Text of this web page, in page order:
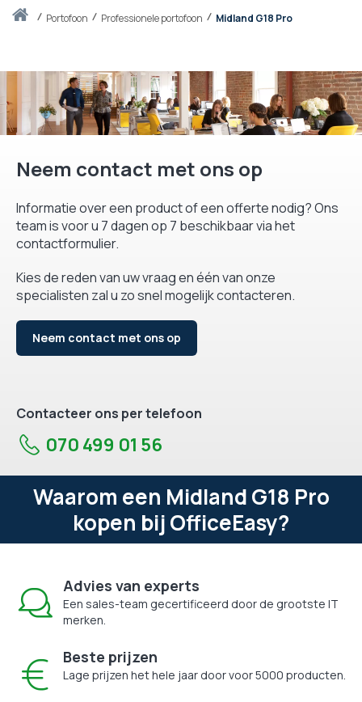
Thuisportofoon Professionele portofoon Midland G18 Pro
Neem contact met ons op
Informatie over een product of een offerte nodig? Ons
team is voor u 7 dagen op 7 beschikbaar via het
contactformulier.
Kies de reden van uw vraag en één van onze
specialisten zal u zo snel mogelijk contacteren.
Neem contact met ons op
Contacteer ons per telefoon
070 499 01 56
Waarom een Midland G18 Pro
kopen bij OfficeEasy?
Advies van experts
Een sales-team gecertificeerd door de grootste IT
merken.
Beste prijzen
Lage prijzen het hele jaar door voor 5000 producten.